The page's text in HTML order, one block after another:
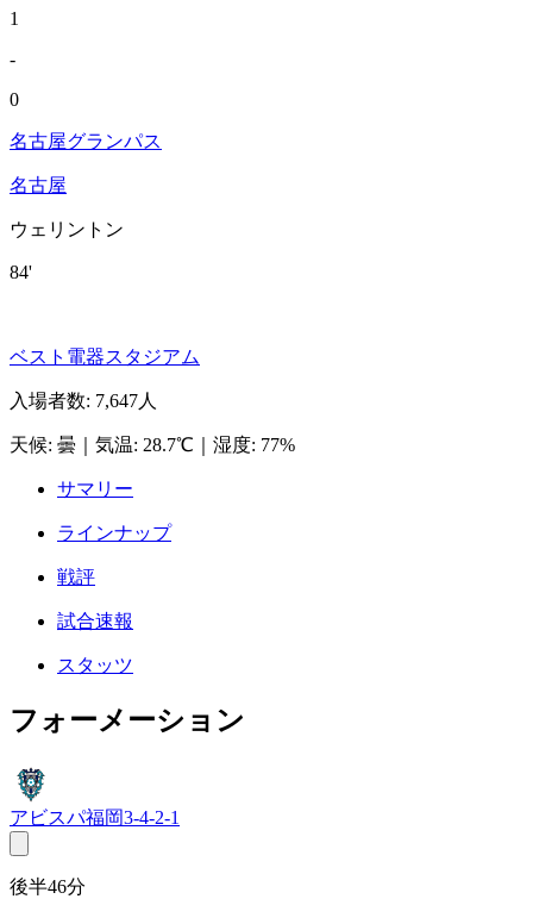
1
-
0
名古屋グランパス
名古屋
ウェリントン
84'
ベスト電器スタジアム
入場者数: 7,647人
天候: 曇 気温: 28.7℃ 湿度: 77%
サマリー
ラインナップ
戦評
試合速報
スタッツ
フォーメーション
アビスパ福岡3-4-2-1
後半46分